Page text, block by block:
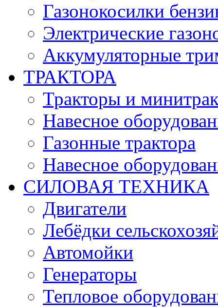
Газонокосилки
Электрические
Аккумуляторные
ТРАКТОРА
Тракторы и
Навесное
Газонные трактора
Навесное
СИЛОВАЯ ТЕХНИКА
Двигатели
Лебёдки
Автомойки
Генераторы
Тепловое